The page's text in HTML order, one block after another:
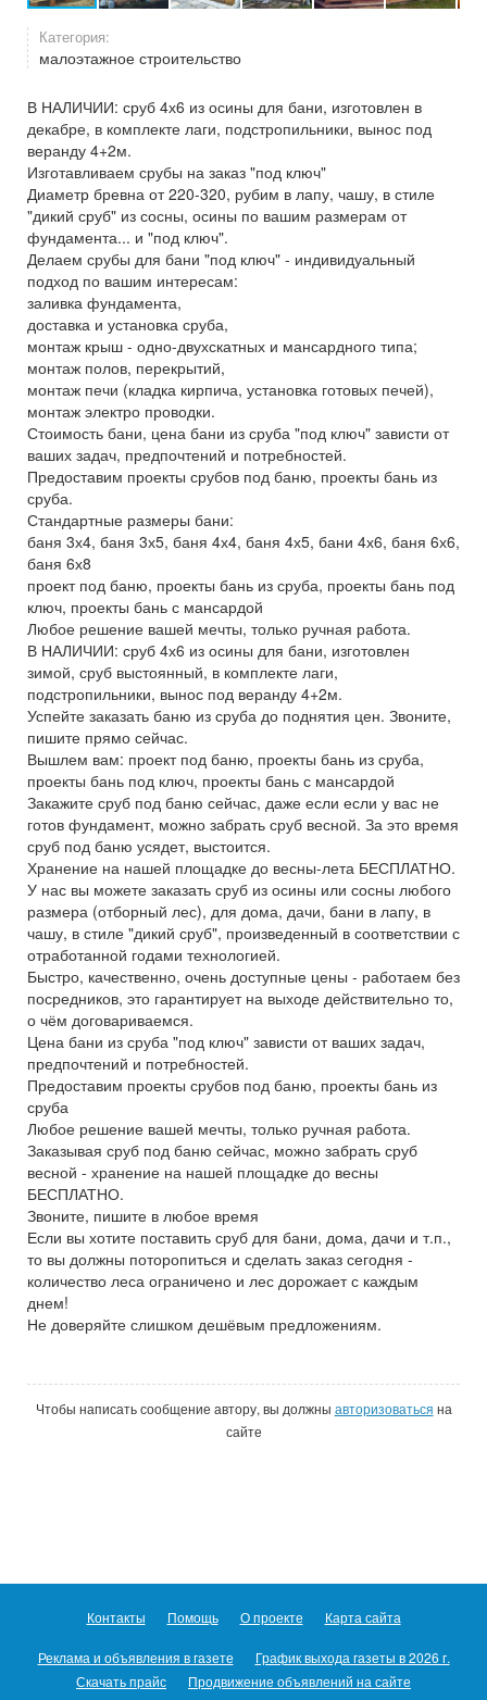
Категория:
малоэтажное строительство
В НАЛИЧИИ: сруб 4х6 из осины для бани, изготовлен в
декабре, в комплекте лаги, подстропильники, вынос под
веранду 4+2м.
Изготавливаем срубы на заказ "под ключ"
Диаметр бревна от 220-320, рубим в лапу, чашу, в стиле
"дикий сруб" из сосны, осины по вашим размерам от
фундамента... и "под ключ".
Делаем срубы для бани "под ключ" - индивидуальный
подход по вашим интересам:
заливка фундамента,
доставка и установка сруба,
монтаж крыш - одно-двухскатных и мансардного типа;
монтаж полов, перекрытий,
монтаж печи (кладка кирпича, установка готовых печей),
монтаж электро проводки.
Стоимость бани, цена бани из сруба "под ключ" зависти от
ваших задач, предпочтений и потребностей.
Предоставим проекты срубов под баню, проекты бань из
сруба.
Стандартные размеры бани:
баня 3х4, баня 3х5, баня 4х4, баня 4х5, бани 4х6, баня 6х6,
баня 6х8
проект под баню, проекты бань из сруба, проекты бань под
ключ, проекты бань с мансардой
Любое решение вашей мечты, только ручная работа.
В НАЛИЧИИ: сруб 4х6 из осины для бани, изготовлен
зимой, сруб выстоянный, в комплекте лаги,
подстропильники, вынос под веранду 4+2м.
Успейте заказать баню из сруба до поднятия цен. Звоните,
пишите прямо сейчас.
Вышлем вам: проект под баню, проекты бань из сруба,
проекты бань под ключ, проекты бань с мансардой
Закажите сруб под баню сейчас, даже если если у вас не
готов фундамент, можно забрать сруб весной. За это время
сруб под баню усядет, выстоится.
Хранение на нашей площадке до весны-лета БЕСПЛАТНО.
У нас вы можете заказать сруб из осины или сосны любого
размера (отборный лес), для дома, дачи, бани в лапу, в
чашу, в стиле "дикий сруб", произведенный в соответствии с
отработанной годами технологией.
Быстро, качественно, очень доступные цены - работаем без
посредников, это гарантирует на выходе действительно то,
о чём договариваемся.
Цена бани из сруба "под ключ" зависти от ваших задач,
предпочтений и потребностей.
Предоставим проекты срубов под баню, проекты бань из
сруба
Любое решение вашей мечты, только ручная работа.
Заказывая сруб под баню сейчас, можно забрать сруб
весной - хранение на нашей площадке до весны
БЕСПЛАТНО.
Звоните, пишите в любое время
Если вы хотите поставить сруб для бани, дома, дачи и т.п.,
то вы должны поторопиться и сделать заказ сегодня -
количество леса ограничено и лес дорожает с каждым
днем!
Не доверяйте слишком дешёвым предложениям.
Чтобы написать сообщение автору, вы должны авторизоваться на
сайте
Контакты Помощь О проекте Карта сайта
Реклама и объявления в газете
График выхода газеты в 2026 г.
Скачать прайс
Продвижение объявлений на сайте